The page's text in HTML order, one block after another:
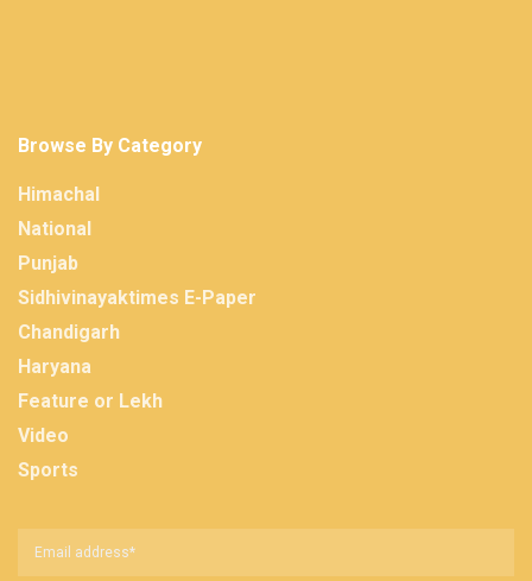
Browse By Category
Himachal
National
Punjab
Sidhivinayaktimes E-Paper
Chandigarh
Haryana
Feature or Lekh
Video
Sports